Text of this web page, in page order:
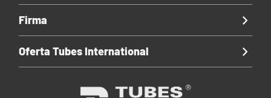
Firma
Oferta Tubes International